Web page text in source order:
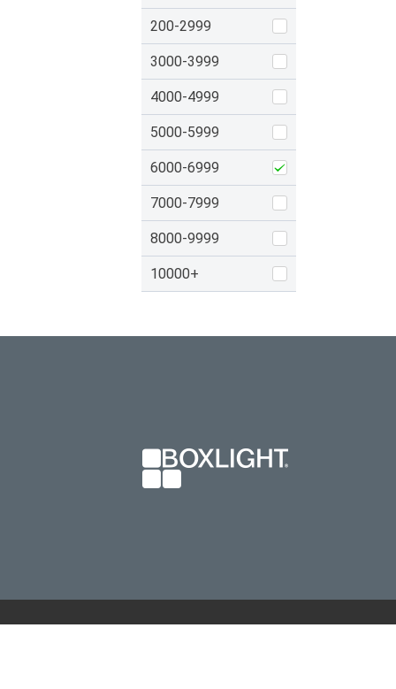
200-2999
3000-3999
4000-4999
5000-5999
6000-6999
7000-7999
8000-9999
10000+